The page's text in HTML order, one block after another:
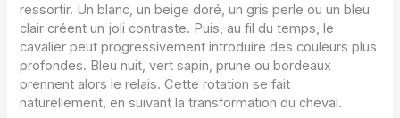
ressortir. Un blanc, un beige doré, un gris perle ou un bleu
clair créent un joli contraste. Puis, au fil du temps, le
cavalier peut progressivement introduire des couleurs plus
profondes. Bleu nuit, vert sapin, prune ou bordeaux
prennent alors le relais. Cette rotation se fait
naturellement, en suivant la transformation du cheval.